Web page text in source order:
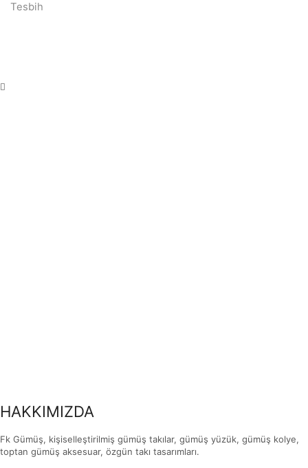
Tesbih
HAKKIMIZDA
Fk Gümüş, kişiselleştirilmiş gümüş takılar, gümüş yüzük, gümüş kolye,
toptan gümüş aksesuar, özgün takı tasarımları.